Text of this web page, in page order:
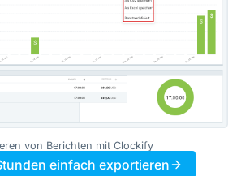
von Berichten mit Clockify
einfach exportieren